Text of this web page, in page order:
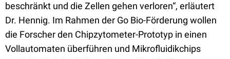
beschränkt und die Zellen gehen verloren“, erläutert
Dr. Hennig. Im Rahmen der Go Bio-Förderung wollen
die Forscher den Chipzytometer-Prototyp in einen
Vollautomaten überführen und Mikrofluidikchips